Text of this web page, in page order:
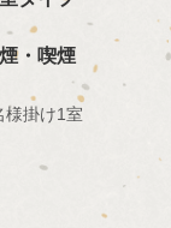
・喫煙
様掛け1室